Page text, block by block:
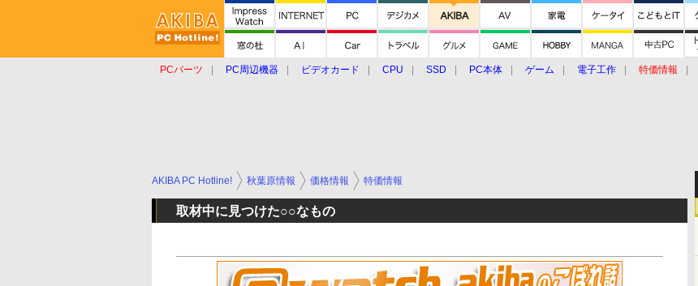
PCパーツ PC周辺機器 ビデオカード CPU SSD PC本体 ゲーム 電子工作 特価情報
AKIBA PC Hotline! 秋葉原情報 価格情報 特価情報
取材中に見つけた○○なもの